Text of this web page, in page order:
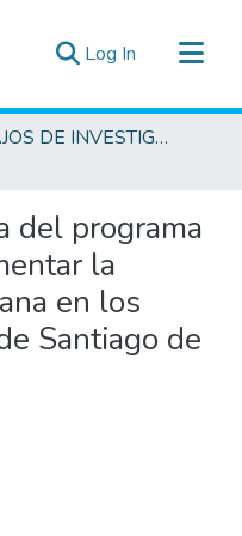
Log In (current)
TRABAJOS DE INVESTIGACIÓN
del programa
la
en los
Santiago de